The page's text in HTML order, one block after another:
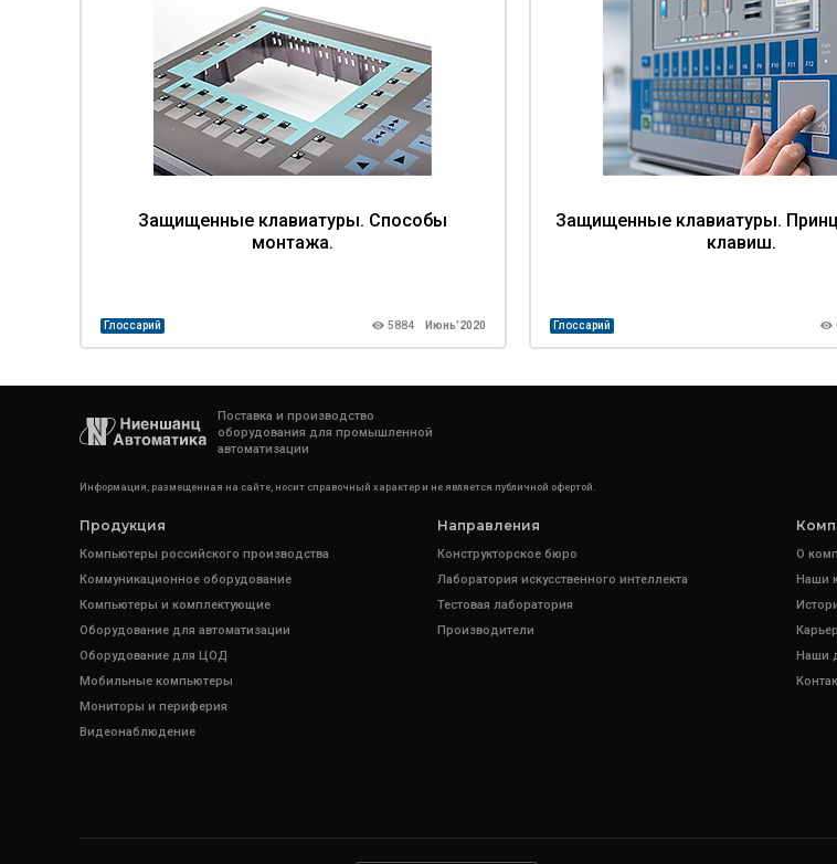
Защищенные клавиатуры. Способы
монтажа.
Глоссарий 5884 Июнь’2020
Защищенные клавиатуры.
клавиш.
Глоссарий
Поставка и производство
оборудования для промышленной
автоматизации
Информация, размещенная на сайте, носит справочный характер и не является публичной офертой.
Продукция
Компьютеры российского производства
Коммуникационное оборудование
Компьютеры и комплектующие
Оборудование для автоматизации
Оборудование для ЦОД
Мобильные компьютеры
Мониторы и периферия
Видеонаблюдение
Направления
Конструкторское бюро
Лаборатория искусственного интеллекта
Тестовая лаборатория
Производители
О
Наши
Наши